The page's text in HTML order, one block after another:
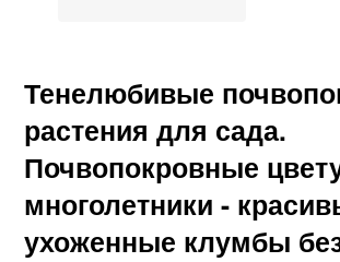
Тенелюбивые
растения для сада.
Почвопокровные
многолетники -
ухоженные клумбы